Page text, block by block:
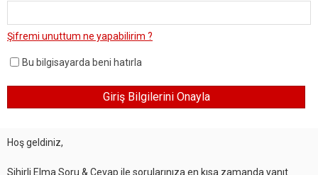
Şifremi unuttum ne yapabilirim ?
Bu bilgisayarda beni hatırla
Hoş geldiniz,
Sihirli Elma Soru & Cevap ile sorularınıza en kısa zamanda yanıt